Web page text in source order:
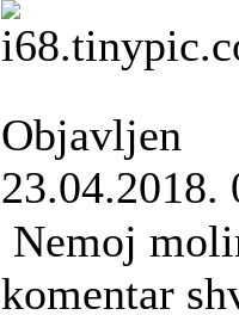
Objavljen
23.04.2018.
Nemoj
komentar